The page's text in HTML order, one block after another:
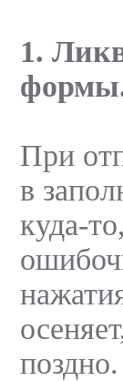
1.
При
в
куда-
поздно.